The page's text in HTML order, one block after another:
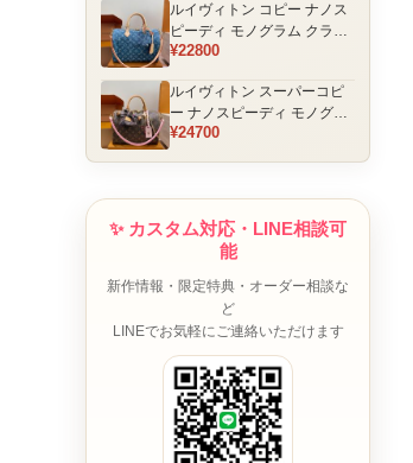
すめ
ルイヴィトン コピー ナノス
ピーディ モノグラム クラシ
ックデザイン ミニボストン
¥22800
ルイヴィトン スーパーコピ
ー ナノスピーディ モノグラ
ム チャーム装飾 ミニボスト
¥24700
✨ カスタム対応・LINE相談可
能
新作情報・限定特典・オーダー相談な
ど
LINEでお気軽にご連絡いただけます